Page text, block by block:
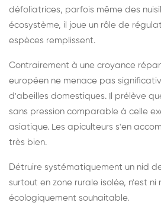
défoliatrices, parfois même des
écosystème, il joue un rôle de
espèces remplissent.
Contrairement à une croyance
européen ne menace pas
d'abeilles domestiques. Il prélève
sans pression comparable à celle
asiatique. Les apiculteurs s'en
très bien.
Détruire systématiquement un nid
surtout en zone rurale isolée, n'est ni
écologiquement souhaitable.